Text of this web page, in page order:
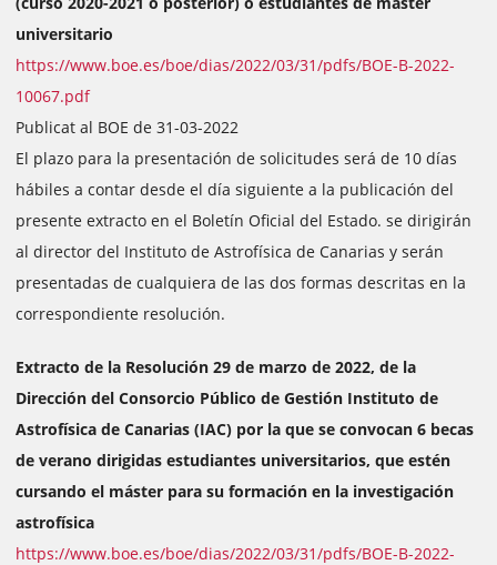
universitario
https://www.boe.es/boe/dias/2022/03/31/pdfs/BOE-B-2022-
10067.pdf
Publicat al BOE de 31-03-2022
El plazo para la presentación de solicitudes será de 10 días
hábiles a contar desde el día siguiente a la publicación del
presente extracto en el Boletín Oficial del Estado. se dirigirán
al director del Instituto de Astrofísica de Canarias y serán
presentadas de cualquiera de las dos formas descritas en la
correspondiente resolución.
Extracto de la Resolución 29 de marzo de 2022, de la
Dirección del Consorcio Público de Gestión Instituto de
Astrofísica de Canarias (IAC) por la que se convocan 6 becas
de verano dirigidas estudiantes universitarios, que estén
cursando el máster para su formación en la investigación
astrofísica
https://www.boe.es/boe/dias/2022/03/31/pdfs/BOE-B-2022-